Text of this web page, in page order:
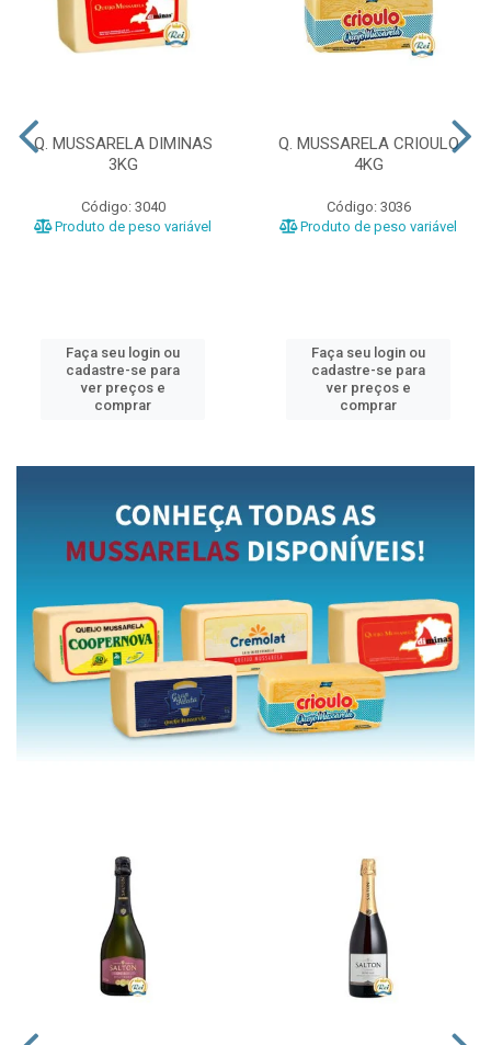
Q. MUSSARELA DIMINAS
3KG
Código: 3040
Produto de peso variável
Faça seu login ou
cadastre-se para
ver preços e
comprar
Q. MUSSARELA CRIOULO
4KG
Código: 3036
Produto de peso variável
Faça seu login ou
cadastre-se para
ver preços e
comprar